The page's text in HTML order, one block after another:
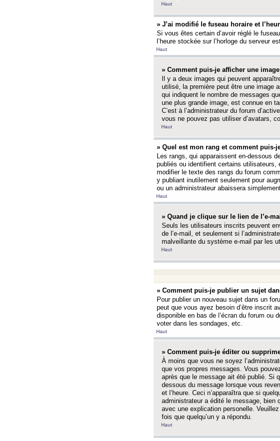
Haut
» J’ai modifié le fuseau horaire et
Si vous êtes certain d’avoir réglé le
l’heure stockée sur l’horloge du serveur
Haut
» Comment puis-je afficher une
Il y a deux images qui peuvent
utilisé, la première peut être une image
qui indiquent le nombre de messages
une plus grande image, est connue en
C’est à l’administrateur du forum
vous ne pouvez pas utiliser d’avatars,
Haut
» Quel est mon rang et comment puis-
Les rangs, qui apparaissent en-dessous
publiés ou identifient certains
modifier le texte des rangs du forum
y publiant inutilement seulement pour
ou un administrateur abaissera
Haut
» Quand je clique sur le lien de l’e-
Seuls les utilisateurs inscrits peuvent
de l’e-mail, et seulement si
malveillante du système e-mail par les
Haut
» Comment puis-je publier un sujet
Pour publier un nouveau sujet dans un
peut que vous ayez besoin d’être inscrit
disponible en bas de l’écran du forum ou
voter dans les sondages, etc.
Haut
» Comment puis-je éditer ou
À moins que vous ne soyez
que vos propres messages. Vous
après que le message ait été publié. Si
dessous du message lorsque vous
et l’heure. Ceci n’apparaîtra que si
administrateur a édité le message, bien
avec une explication personelle.
fois que quelqu’un y a répondu.
Haut